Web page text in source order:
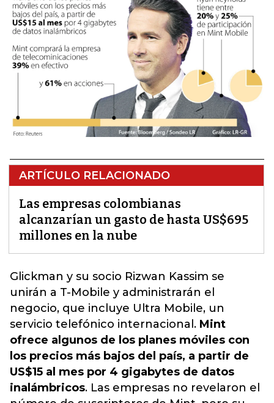
ARTÍCULO RELACIONADO
Las empresas colombianas
alcanzarían un gasto de hasta US$695
millones en la nube
Glickman y su socio Rizwan Kassim se
unirán a T-Mobile y administrarán el
negocio, que incluye Ultra Mobile, un
servicio telefónico internacional. Mint
ofrece algunos de los planes móviles con
los precios más bajos del país, a partir de
US$15 al mes por 4 gigabytes de datos
inalámbricos. Las empresas no revelaron el